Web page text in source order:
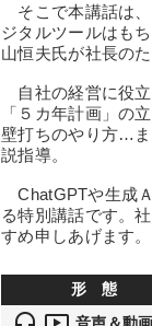
そこで本講話は、
ジタルツールはも
山恒夫氏が社長の
自社の経営に役立
「５カ年計画」の
壁打ちのやり方…
説指導。
ChatGPTや生成
る特別講話です。
すめ申しあげます。
形 態